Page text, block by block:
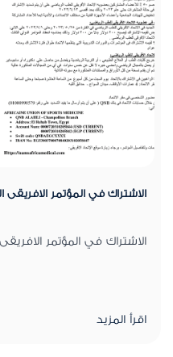
الاشتراك في المؤتمر الافريقى
الاشتراك في المؤتمر
اقرأ المزيد